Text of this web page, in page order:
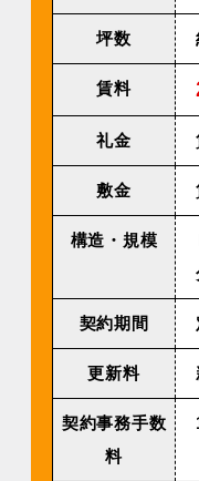
坪数
賃料
礼金
敷金
構造・規模
契約期間
更新料
契約事務手数
料